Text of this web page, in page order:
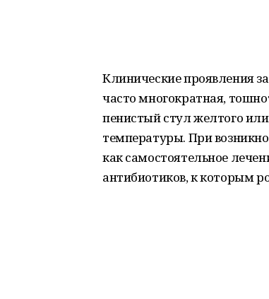
Клинические проявления
часто многократная,
пенистый стул желтого
температуры. При
как самостоятельное
антибиотиков, к которым